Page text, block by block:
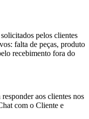
pelos clientes
falta de peças, produto
recebimento fora do
aos clientes nos
com o Cliente e